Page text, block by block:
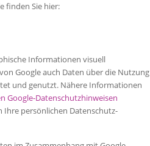
finden Sie hier:
Informationen visuell
Google auch Daten über die Nutzung
und genutzt. Nähere Informationen
Google-Datenschutzhinweisen
persönlichen Datenschutz-